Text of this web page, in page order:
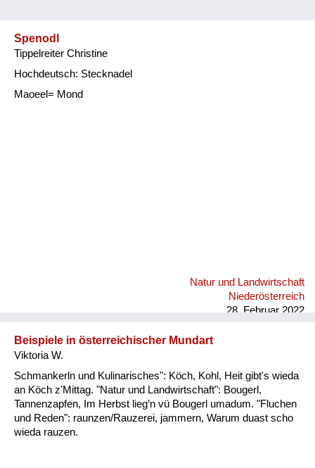
Spenodl
Tippelreiter Christine
Hochdeutsch: Stecknadel
Maoeel= Mond
Natur und Landwirtschaft
Niederösterreich
28. Februar 2022
Beispiele in österreichischer Mundart
Viktoria W.
Schmankerln und Kulinarisches": Köch, Kohl, Heit gibt's wieda
an Köch z'Mittag. "Natur und Landwirtschaft": Bougerl,
Tannenzapfen, Im Herbst lieg’n vü Bougerl umadum. "Fluchen
und Reden": raunzen/Rauzerei, jammern, Warum duast scho
wieda rauzen.